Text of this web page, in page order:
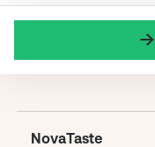
NovaTaste